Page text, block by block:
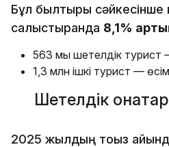
Бұл былтырғы
салыстырғанда 8,1%
563 мың шетелдік турист
1,3 млн ішкі турист —
Шетелдік
2025 жылдың тоғыз